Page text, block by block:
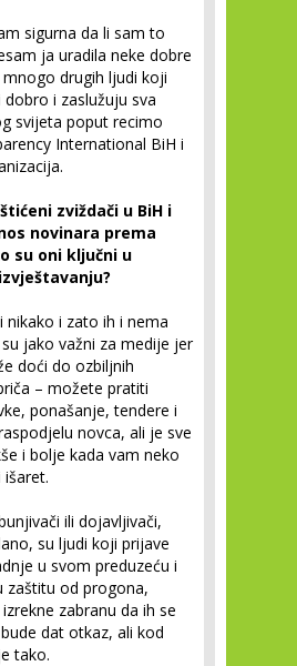
sigurna da li sam to
ja uradila neke dobre
drugih ljudi koji
i zaslužuju sva
svijeta poput recimo
International BiH i
zviždači u BiH i
novinara prema
su oni ključni u
nikako i zato ih i nema
jako važni za medije jer
doći do ozbiljnih
– možete pratiti
ponašanje, tendere i
novca, ali je sve
i bolje kada vam neko
išaret.
ili dojavljivači,
su ljudi koji prijave
u svom preduzeću i
zaštitu od progona,
zabranu da ih se
dat otkaz, ali kod
tako.